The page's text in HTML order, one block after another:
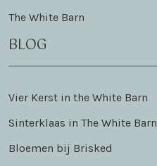
The White Barn
BLOG
Vier Kerst in the White Barn
Sinterklaas in The White Barn
Bloemen bij Brisked